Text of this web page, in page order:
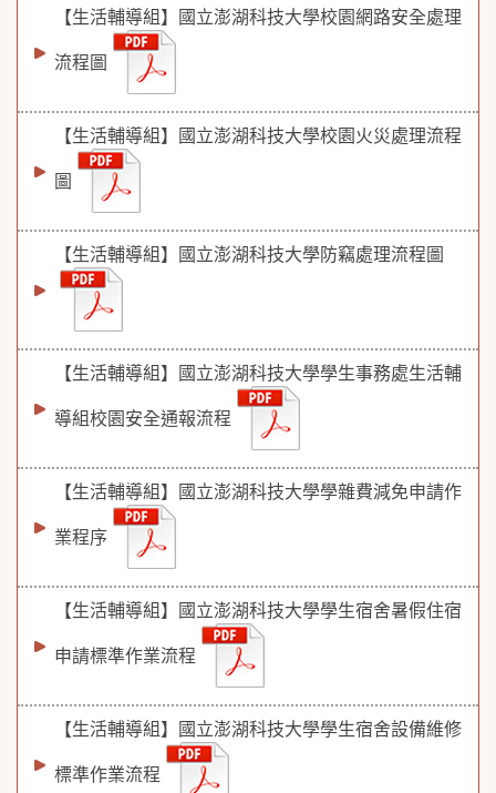
【生活輔導組】國立澎湖科技大學校園網路安全處理
流程圖
【生活輔導組】國立澎湖科技大學校園火災處理流程
圖
【生活輔導組】國立澎湖科技大學防竊處理流程圖
【生活輔導組】國立澎湖科技大學學生事務處生活輔
導組校園安全通報流程
【生活輔導組】國立澎湖科技大學學雜費減免申請作
業程序
【生活輔導組】國立澎湖科技大學學生宿舍暑假住宿
申請標準作業流程
【生活輔導組】國立澎湖科技大學學生宿舍設備維修
標準作業流程